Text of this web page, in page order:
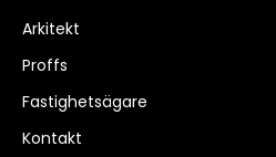
Arkitekt
Proffs
Fastighetsägare
Kontakt